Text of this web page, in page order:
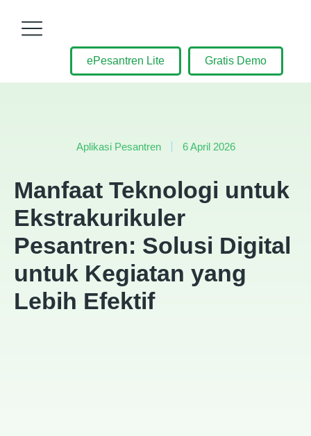
ePesantren Lite Gratis Demo
Aplikasi Pesantren 6 April 2026
Manfaat Teknologi untuk
Ekstrakurikuler
Pesantren: Solusi Digital
untuk Kegiatan yang
Lebih Efektif